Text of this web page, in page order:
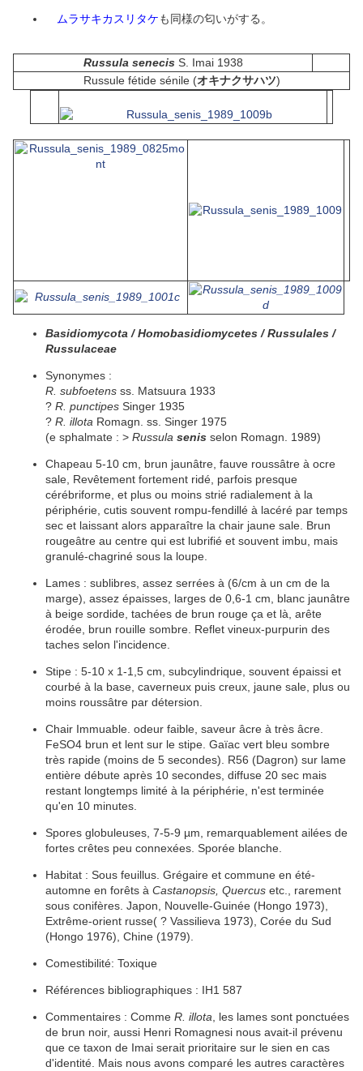
ムラサキカスリタケも同様の匂いがする。
Russula senecis S. Imai 1938
Russule fétide sénile (オキナクサハツ)
Basidiomycota / Homobasidiomycetes / Russulales /
Russulaceae
Synonymes :
R. subfoetens ss. Matsuura 1933
? R. punctipes Singer 1935
? R. illota Romagn. ss. Singer 1975
(e sphalmate : > Russula senis selon Romagn. 1989)
Chapeau 5-10 cm, brun jaunâtre, fauve roussâtre à ocre
sale, Revêtement fortement ridé , parfois presque
cérébriforme, et plus ou moins strié radialement à la
périphérie, cutis souvent rompu-fendillé à lacéré par temps
sec et laissant alors apparaître la chair jaune sale. Brun
rougeâtre au centre qui est lubrifié et souvent imbu , mais
granulé-chagriné sous la loupe.
Lames : sublibres , assez serrées à (6/cm à un cm de la
marge), assez épaisses , larges de 0,6-1 cm, blanc jaunâtre
à beige sordide, tachées de brun rouge ça et là, arête
érodée , brun rouille sombre. Reflet vineux-purpurin des
taches selon l'incidence.
Stipe : 5-10 x 1-1,5 cm, subcylindrique, souvent épaissi et
courbé à la base, caverneux puis creux , jaune sale, plus ou
moins roussâtre par détersion.
Chair Immuable odeur faible, saveur âcre à très âcre
FeSO4 brun et lent sur le stipe Gaïac vert bleu sombre
très rapide (moins de 5 secondes). R56 (Dagron) sur lame
entière débute après 10 secondes, diffuse 20 sec mais
restant longtemps limité à la périphérie, n'est terminée
qu'en 10 minutes.
Spores globuleuses , 7-5-9 µm, remarquablement ailées de
fortes crêtes peu connexées. Sporée blanche.
Habitat : Sous feuillus. Grégaire et commune en été-
automne en forêts à Castanopsis, Quercus etc., rarement
sous conifères. Japon, Nouvelle-Guinée (Hongo 1973),
Extrême-orient russe( ? Vassilieva 1973), Corée du Sud
(Hongo 1976), Chine (1979).
Comestibilité: Toxique
Références bibliographiques : IH1 587
Commentaires : Comme R. illota , les lames sont ponctuées
de brun noir, aussi Henri Romagnesi nous avait-il prévenu
que ce taxon de Imai serait prioritaire sur le sien en cas
d'identité. Mais nous avons comparé les autres caractères